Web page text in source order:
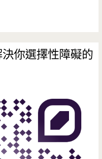
你選擇性障礙的